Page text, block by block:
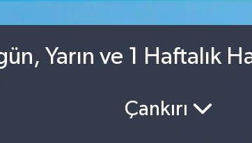
Yarın ve 1 Haftalık
Çankırı